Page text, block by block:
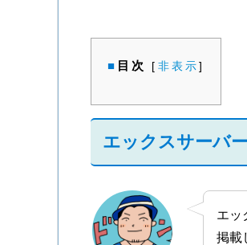
目次 [ 非表示 ]
エックスサーバ
エッ
掲載